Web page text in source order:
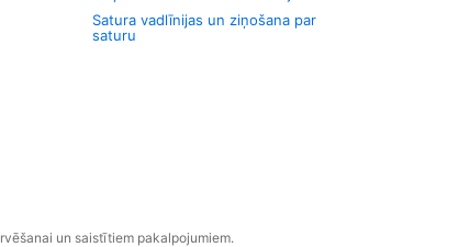
Satura vadlīnijas un ziņošana par
saturu
un saistītiem pakalpojumiem.